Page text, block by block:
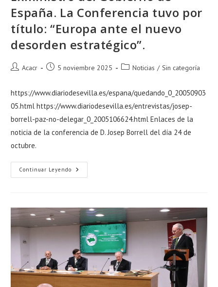
España. La Conferencia tuvo por
título: “Europa ante el nuevo
desorden estratégico”.
Acacr 5 noviembre 2025 Noticias / Sin categoría
https://www.diariodesevilla.es/espana/quedando_0_20050903
05.html https://www.diariodesevilla.es/entrevistas/josep-
borrell-paz-no-delegar_0_2005106624.html Enlaces de la
noticia de la conferencia de D. Josep Borrell del día 24 de
octubre.
Continuar Leyendo